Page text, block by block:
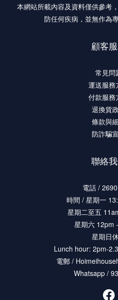
本網站所載內容及資料僅供參考
防任何疾病，並無作為
顧客
常見問
運送服務
付款服務
退換貨
條款與
防詐騙
聯絡
電話 /
時間 / 星期一
星期二至五
星期六 12pm
星期日
Lunch hour: 2pm-
電郵 /
Whatsapp /